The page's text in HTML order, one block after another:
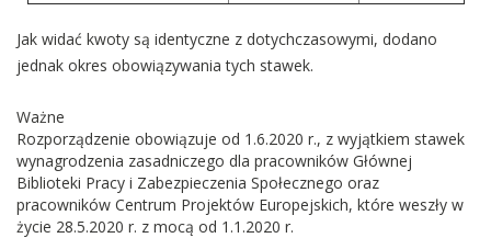
Jak widać kwoty są identyczne z dotychczasowymi, dodano
jednak okres obowiązywania tych stawek.
Ważne
Rozporządzenie obowiązuje od 1.6.2020 r., z wyjątkiem stawek
wynagrodzenia zasadniczego dla pracowników Głównej
Biblioteki Pracy i Zabezpieczenia Społecznego oraz
pracowników Centrum Projektów Europejskich, które weszły w
życie 28.5.2020 r. z mocą od 1.1.2020 r.